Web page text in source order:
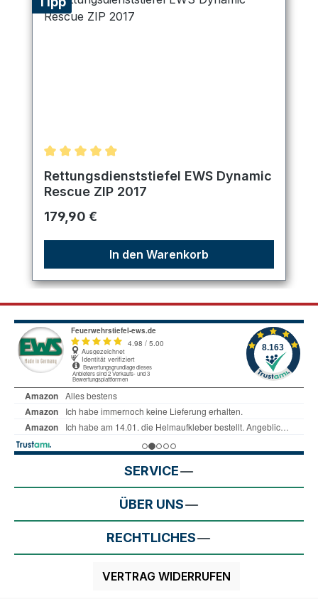
Durchschnittliche Bewertung von 4.89 von 5
Rettungsdienststiefel EWS Dynamic
Rescue ZIP 2017
Regulärer Preis:
179,90 €
In den Warenkorb
SERVICE
ÜBER UNS
RECHTLICHES
VERTRAG WIDERRUFEN